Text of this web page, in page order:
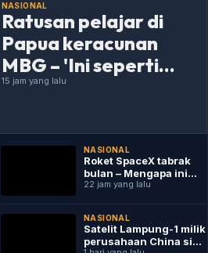
NASIONAL
Ratusan pelajar di
Papua keracunan
MBG – 'Ini seperti
kasih makan
kandang'
15 jam yang lalu
NASIONAL
Roket SpaceX tabrak
bulan – Mengapa ini
kabar baik bagi
22 jam yang lalu
NASIONAL
Satelit Lampung-1 milik
perusahaan China siap